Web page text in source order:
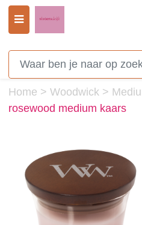
Home > Woodwick >
rosewood medium kaars